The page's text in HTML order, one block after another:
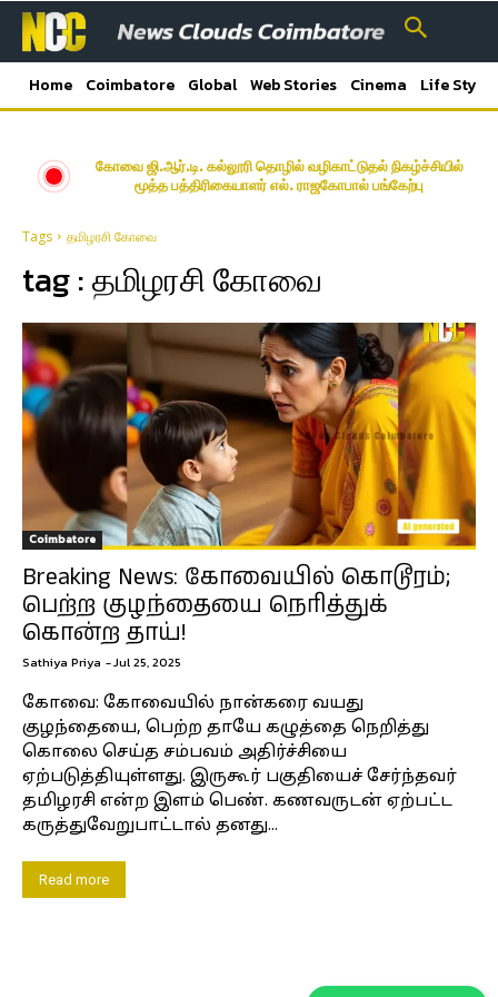
Home Coimbatore Global Web Stories Cinema Life Style
கோவை ஜி.ஆர்.டி. கல்லூரி தொழில் வழிகாட்டுதல் நிகழ்ச்சியில்
மூத்த பத்திரிகையாளர் எல். ராஜகோபால் பங்கேற்பு
Tags தமிழரசி கோவை
tag :தமிழரசி கோவை
Coimbatore
Breaking News: கோவையில் கொடூரம்;
பெற்ற குழந்தையை நெரித்துக்
கொன்ற தாய்!
Sathiya Priya -Jul 25, 2025
கோவை: கோவையில் நான்கரை வயது
குழந்தையை, பெற்ற தாயே கழுத்தை நெறித்து
கொலை செய்த சம்பவம் அதிர்ச்சியை
ஏற்படுத்தியுள்ளது. இருகூர் பகுதியைச் சேர்ந்தவர்
தமிழரசி என்ற இளம் பெண். கணவருடன் ஏற்பட்ட
கருத்துவேறுபாட்டால் தனது...
Read more